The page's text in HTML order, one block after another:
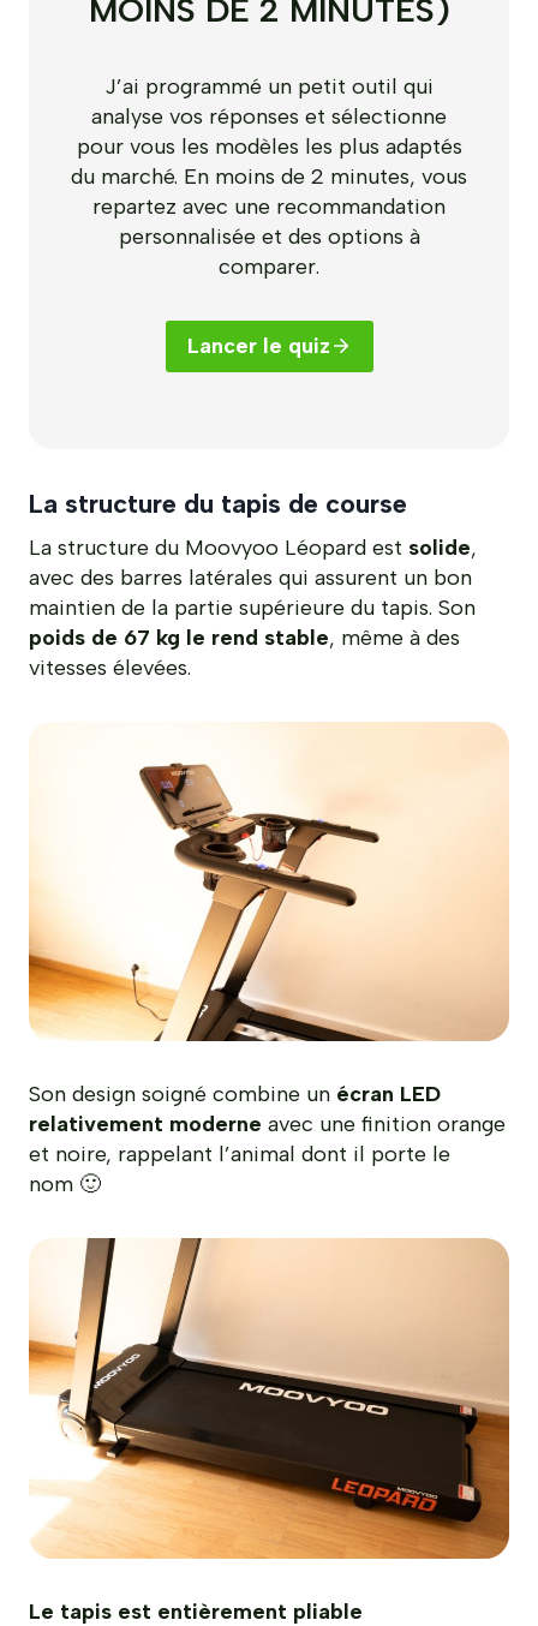
MOINS DE 2 MINUTES)
J’ai programmé un petit outil qui
analyse vos réponses et sélectionne
pour vous les modèles les plus adaptés
du marché. En moins de 2 minutes, vous
repartez avec une recommandation
personnalisée et des options à
comparer.
Lancer le quiz
La structure du tapis de course
La structure du Moovyoo Léopard est solide,
avec des barres latérales qui assurent un bon
maintien de la partie supérieure du tapis. Son
poids de 67 kg le rend stable, même à des
vitesses élevées.
Son design soigné combine un écran LED
relativement moderne avec une finition orange
et noire, rappelant l’animal dont il porte le
nom 🙂
Le tapis est entièrement pliable